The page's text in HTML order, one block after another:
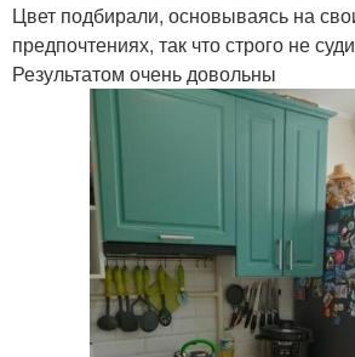
Цвет подбирали, основываясь на
предпочтениях, так что строго не
Результатом очень довольны